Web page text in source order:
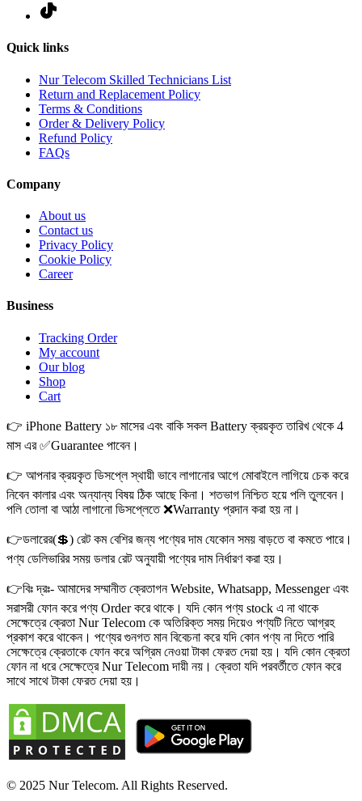
Quick links
Nur Telecom Skilled Technicians List
Return and Replacement Policy
Terms & Conditions
Order & Delivery Policy
Refund Policy
FAQs
Company
About us
Contact us
Privacy Policy
Cookie Policy
Career
Business
Tracking Order
My account
Our blog
Shop
Cart
👉 iPhone Battery ১৮ মাসের এবং বাকি সকল Battery ক্রয়কৃত তারিখ থেকে 4
মাস এর ✅Guarantee পাবেন।
👉 আপনার ক্রয়কৃত ডিসপ্লে স্থায়ী ভাবে লাগানোর আগে মোবাইলে লাগিয়ে চেক করে
নিবেন কালার এবং অন্যান্য বিষয় ঠিক আছে কিনা। শতভাগ নিশ্চিত হয়ে পলি তুলবেন।
পলি তোলা বা আঠা লাগানো ডিসপ্লেতে ❌Warranty প্রদান করা হয় না।
👉ডলারের(💲) রেট কম বেশির জন্য পণ্যের দাম যেকোন সময় বাড়তে বা কমতে পারে।
পণ্য ডেলিভারির সময় ডলার রেট অনুযায়ী পণ্যের দাম নির্ধারণ করা হয়।
👉বিঃ দ্রঃ- আমাদের সম্মানীত ক্রেতাগন Website, Whatsapp, Messenger এবং
সরাসরী ফোন করে পণ্য Order করে থাকে। যদি কোন পণ্য stock এ না থাকে
সেক্ষেত্রে ক্রেতা Nur Telecom কে অতিরিক্ত সময় দিয়েও পণ্যটি নিতে আগ্রহ
প্রকাশ করে থাকেন। পণ্যের গুনগত মান বিবেচনা করে যদি কোন পণ্য না দিতে পারি
সেক্ষেত্রে ক্রেতাকে ফোন করে অগ্রিম নেওয়া টাকা ফেরত দেয়া হয়। যদি কোন ক্রেতা
ফোন না ধরে সেক্ষেত্রে Nur Telecom দায়ী নয়। ক্রেতা যদি পরবর্তীতে ফোন করে
সাথে সাথে টাকা ফেরত দেয়া হয়।
© 2025 Nur Telecom. All Rights Reserved.